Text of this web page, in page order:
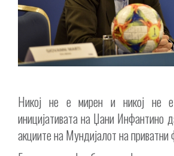
Никој не е мирен и никој не
иницијативата на Џани Инфантино
акциите на Мундијалот на приватни